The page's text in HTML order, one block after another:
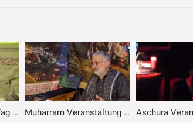
Einladung zum Qud’s Tag Monat der Verantwortung Muharram Veranstaltung in Delmenhorst – 02.07.2025 – Vortrag Bruder Dr. Yavuz